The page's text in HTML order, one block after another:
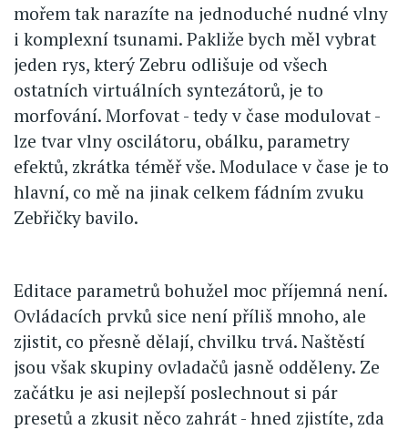
mořem tak narazíte na jednoduché nudné vlny
i komplexní tsunami. Pakliže bych měl vybrat
jeden rys, který Zebru odlišuje od všech
ostatních virtuálních syntezátorů, je to
morfování. Morfovat - tedy v čase modulovat -
lze tvar vlny oscilátoru, obálku, parametry
efektů, zkrátka téměř vše. Modulace v čase je to
hlavní, co mě na jinak celkem fádním zvuku
Zebřičky bavilo.
Editace parametrů bohužel moc příjemná není.
Ovládacích prvků sice není příliš mnoho, ale
zjistit, co přesně dělají, chvilku trvá. Naštěstí
jsou však skupiny ovladačů jasně odděleny. Ze
začátku je asi nejlepší poslechnout si pár
presetů a zkusit něco zahrát - hned zjistíte, zda